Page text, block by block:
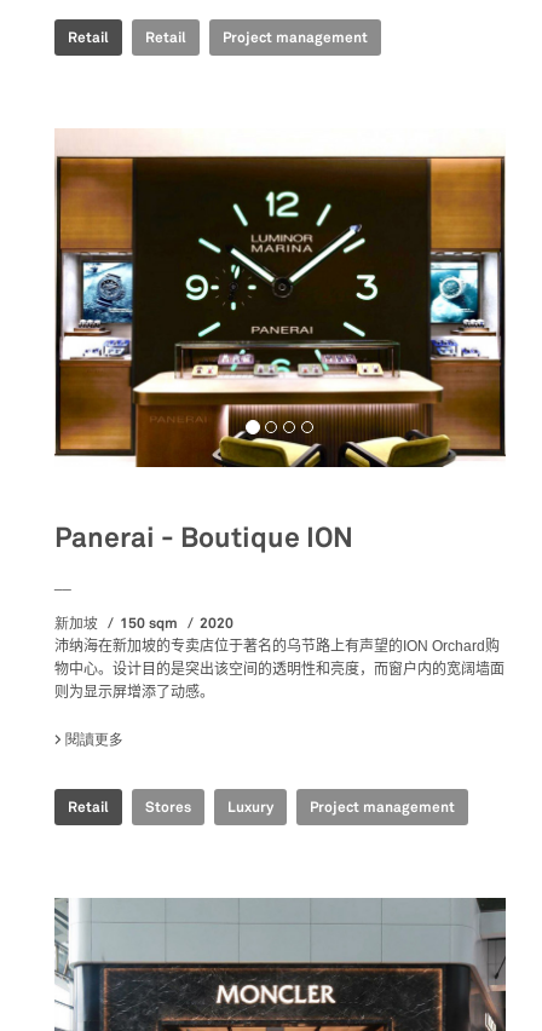
Retail Retail Project management
Panerai - Boutique ION
新加坡 150 sqm 2020
沛纳海在新加坡的专卖店位于著名的乌节路上有声望的ION Orchard购
物中心。设计目的是突出该空间的透明性和亮度，而窗户内的宽阔墙面
则为显示屏增添了动感。
閱讀更多
Retail Stores Luxury Project management